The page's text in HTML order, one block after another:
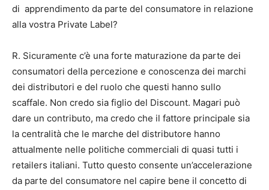
di apprendimento da parte del consumatore in relazione
alla vostra Private Label?
R. Sicuramente c’è una forte maturazione da parte dei
consumatori della percezione e conoscenza dei marchi
dei distributori e del ruolo che questi hanno sullo
scaffale. Non credo sia figlio del Discount. Magari può
dare un contributo, ma credo che il fattore principale sia
la centralità che le marche del distributore hanno
attualmente nelle politiche commerciali di quasi tutti i
retailers italiani. Tutto questo consente un’accelerazione
da parte del consumatore nel capire bene il concetto di